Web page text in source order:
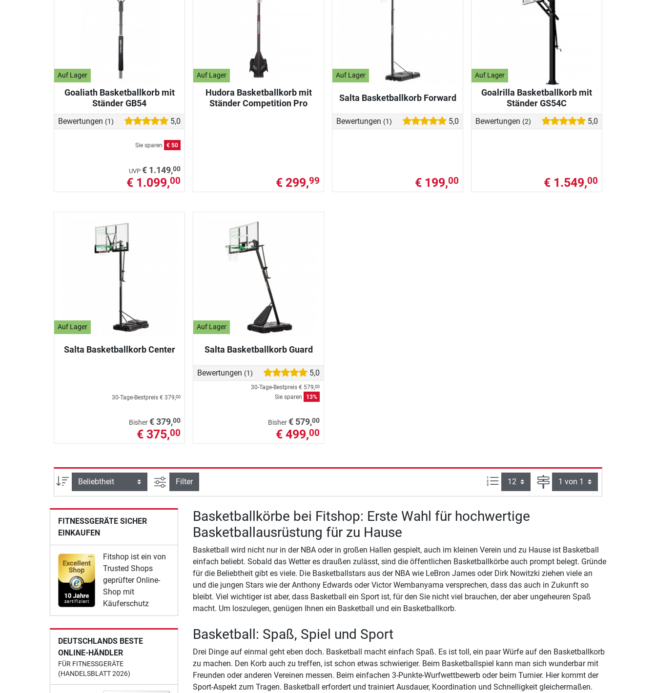
Auf Lager
Goaliath Basketballkorb mit
Ständer GB54
Bewertungen (1) 5,0
Sie sparen € 50
UVP € 1.149,00
€ 1.099,00
Auf Lager
Hudora Basketballkorb mit
Ständer Competition Pro
€ 299,99
Auf Lager
Salta Basketballkorb Forward
Bewertungen (1) 5,0
€ 199,00
Auf Lager
Goalrilla Basketballkorb mit
Ständer GS54C
Bewertungen (2) 5,0
€ 1.549,00
Auf Lager
Salta Basketballkorb Center
30-Tage-Bestpreis € 379,00
Bisher€ 379,00
€ 375,00
Auf Lager
Salta Basketballkorb Guard
Bewertungen (1) 5,0
30-Tage-Bestpreis € 579,00
Sie sparen 13%
Bisher€ 579,00
€ 499,00
Sortierung Ansicht filtern
Filter Artikel pro Seite: Seite
FITNESSGERÄTE SICHER
EINKAUFEN
Fitshop ist ein von
Trusted Shops
geprüfter Online-
Shop mit
Käuferschutz
DEUTSCHLANDS BESTE
ONLINE-HÄNDLER
FÜR FITNESSGERÄTE
(HANDELSBLATT 2026)
Basketballkörbe bei Fitshop: Erste Wahl für hochwertige
Basketballausrüstung für zu Hause
Basketball wird nicht nur in der NBA oder in großen Hallen gespielt, auch im kleinen Verein und zu Hause ist Basketball
einfach beliebt. Sobald das Wetter es draußen zulässt, sind die öffentlichen Basketballkörbe auch prompt belegt. Gründe
für die Beliebtheit gibt es viele. Die Basketballstars aus der NBA wie LeBron James oder Dirk Nowitzki ziehen viele an
und die jungen Stars wie der Anthony Edwards oder Victor Wembanyama versprechen, dass das auch in Zukunft so
bleibt. Viel wichtiger ist aber, dass Basketball ein Sport ist, für den Sie nicht viel brauchen, der aber ungeheuren Spaß
macht. Um loszulegen, genügen Ihnen ein Basketball und ein Basketballkorb.
Basketball: Spaß, Spiel und Sport
Drei Dinge auf einmal geht eben doch. Basketball macht einfach Spaß. Es ist toll, ein paar Würfe auf den Basketballkorb
zu machen. Den Korb auch zu treffen, ist schon etwas schwieriger. Beim Basketballspiel kann man sich wunderbar mit
Freunden oder anderen Vereinen messen. Beim einfachen 3-Punkte-Wurfwettbewerb oder beim Turnier. Hier kommt der
Sport-Aspekt zum Tragen. Basketball erfordert und trainiert Ausdauer, Koordination und Schnelligkeit gleichermaßen.